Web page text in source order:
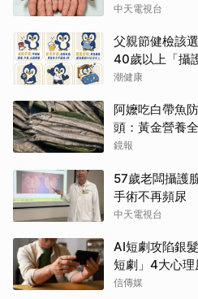
中天電視台
父親節健檢該
40歲以上「攝
潮健康
阿嬤吃白帶魚
頭：黃金營養
鏡報
57歲老闆攝護
手術不再頻尿
中天電視台
AI短劇攻陷銀
短劇」4大心理
信傳媒